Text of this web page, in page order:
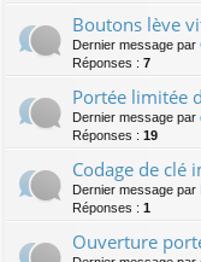
Boutons lève
Dernier message par
Réponses : 7
Portée limitée
Dernier message par
Réponses : 19
Codage de clé
Dernier message par
Réponses : 1
Ouverture